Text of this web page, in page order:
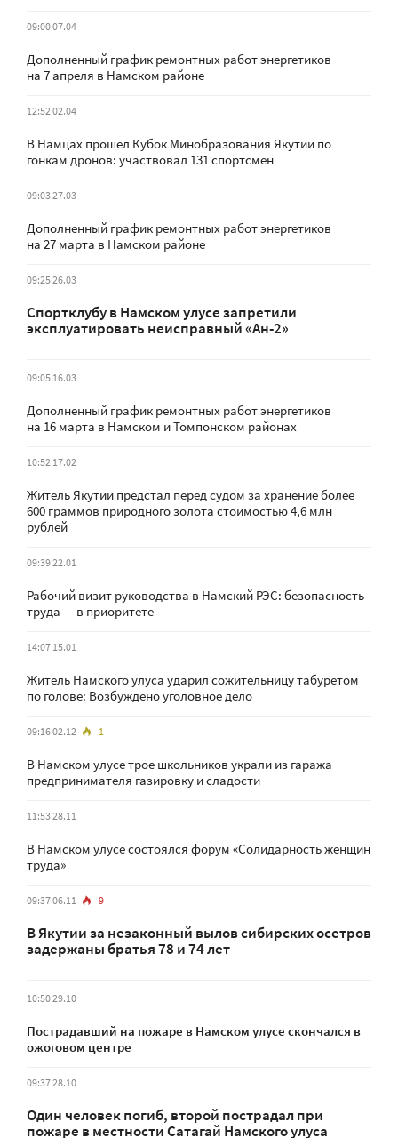
09:00 07.04
Дополненный график ремонтных работ энергетиков
на 7 апреля в Намском районе
12:52 02.04
В Намцах прошел Кубок Минобразования Якутии по
гонкам дронов: участвовал 131 спортсмен
09:03 27.03
Дополненный график ремонтных работ энергетиков
на 27 марта в Намском районе
09:25 26.03
Спортклубу в Намском улусе запретили
эксплуатировать неисправный «Ан-2»
09:05 16.03
Дополненный график ремонтных работ энергетиков
на 16 марта в Намском и Томпонском районах
10:52 17.02
Житель Якутии предстал перед судом за хранение более
600 граммов природного золота стоимостью 4,6 млн
рублей
09:39 22.01
Рабочий визит руководства в Намский РЭС: безопасность
труда — в приоритете
14:07 15.01
Житель Намского улуса ударил сожительницу табуретом
по голове: Возбуждено уголовное дело
09:16 02.12 1
В Намском улусе трое школьников украли из гаража
предпринимателя газировку и сладости
11:53 28.11
В Намском улусе состоялся форум «Солидарность женщин
труда»
09:37 06.11 9
В Якутии за незаконный вылов сибирских осетров
задержаны братья 78 и 74 лет
10:50 29.10
Пострадавший на пожаре в Намском улусе скончался в
ожоговом центре
09:37 28.10
Один человек погиб, второй пострадал при
пожаре в местности Сатагай Намского улуса